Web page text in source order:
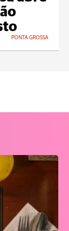
PONTA GROSSA